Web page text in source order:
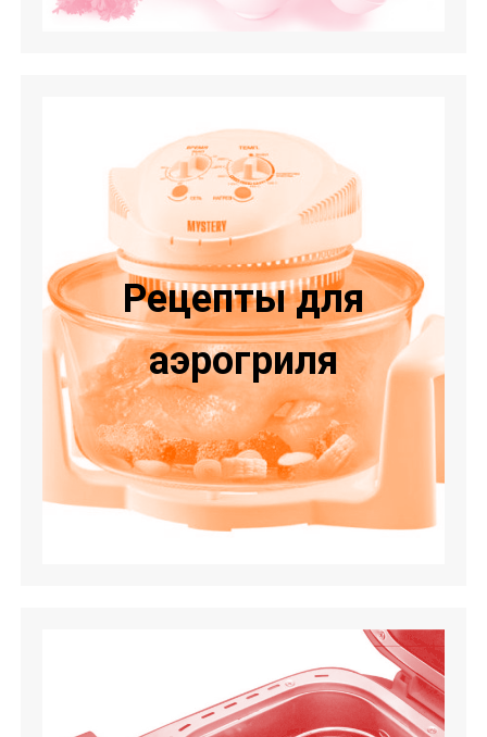
Рецепты для
аэрогриля